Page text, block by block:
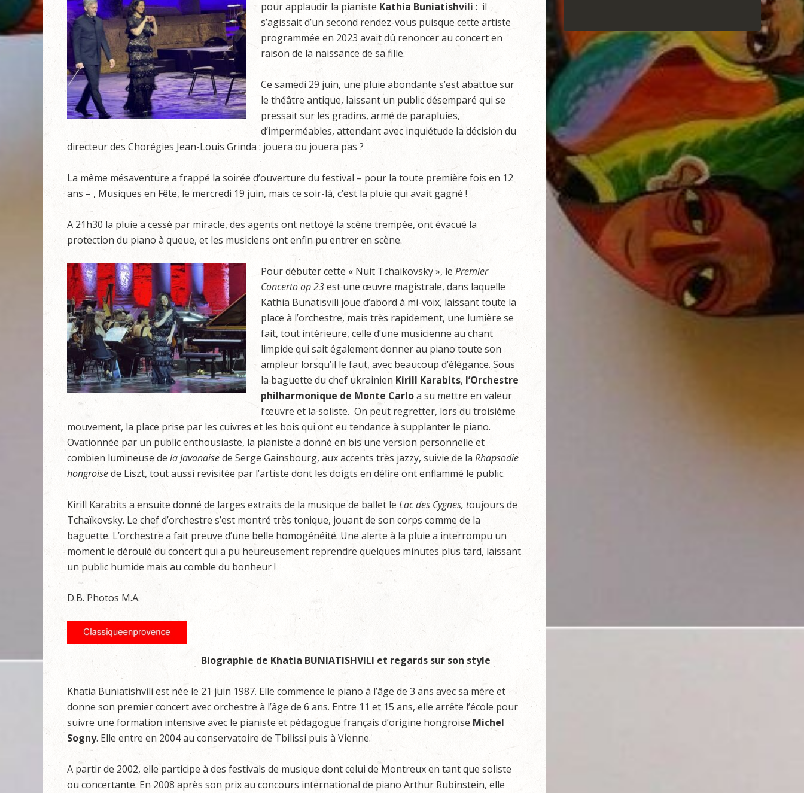
pour applaudir la pianiste Kathia Buniatishvili : il
s’agissait d’un second rendez-vous puisque cette artiste
programmée en 2023 avait dû renoncer au concert en
raison de la naissance de sa fille.
Ce samedi 29 juin, une pluie abondante s’est abattue sur
le théâtre antique, laissant un public désemparé qui se
pressait sur les gradins, armé de parapluies,
d’imperméables, attendant avec inquiétude la décision du
directeur des Chorégies Jean-Louis Grinda : jouera ou jouera pas ?
La même mésaventure a frappé la soirée d’ouverture du festival – pour la toute première fois en 12
ans – , Musiques en Fête, le mercredi 19 juin, mais ce soir-là, c’est la pluie qui avait gagné !
A 21h30 la pluie a cessé par miracle, des agents ont nettoyé la scène trempée, ont évacué la
protection du piano à queue, et les musiciens ont enfin pu entrer en scène.
Pour débuter cette « Nuit Tchaikovsky », le Premier
Concerto op 23est une œuvre magistrale, dans laquelle
Kathia Bunatisvili joue d’abord à mi-voix, laissant toute la
place à l’orchestre, mais très rapidement, une lumière se
fait, tout intérieure, celle d’une musicienne au chant
limpide qui sait également donner au piano toute son
ampleur lorsqu’il le faut, avec beaucoup d’élégance. Sous
la baguette du chef ukrainien Kirill Karabits, l’Orchestre
philharmonique de Monte Carloa su mettre en valeur
l’œuvre et la soliste. On peut regretter, lors du troisième
mouvement, la place prise par les cuivres et les bois qui ont eu tendance à supplanter le piano.
Ovationnée par un public enthousiaste, la pianiste a donné en bis une version personnelle et
combien lumineuse de la Javanaisede Serge Gainsbourg, aux accents très jazzy, suivie de la Rhapsodie
hongroisede Liszt, tout aussi revisitée par l’artiste dont les doigts en délire ont enflammé le public.
Kirill Karabits a ensuite donné de larges extraits de la musique de ballet le Lac des Cygnes, toujours de
Tchaïkovsky. Le chef d’orchestre s’est montré très tonique, jouant de son corps comme de la
baguette. L’orchestre a fait preuve d’une belle homogénéité. Une alerte à la pluie a interrompu un
moment le déroulé du concert qui a pu heureusement reprendre quelques minutes plus tard, laissant
un public humide mais au comble du bonheur !
D.B. Photos M.A.
Biographie de Khatia BUNIATISHVILI et regards sur son style
Khatia Buniatishvili est née le 21 juin 1987. Elle commence le piano à l’âge de 3 ans avec sa mère et
donne son premier concert avec orchestre à l’âge de 6 ans. Entre 11 et 15 ans, elle arrête l’école pour
suivre une formation intensive avec le pianiste et pédagogue français d’origine hongroise Michel
Sogny. Elle entre en 2004 au conservatoire de Tbilissi puis à Vienne.
A partir de 2002, elle participe à des festivals de musique dont celui de Montreux en tant que soliste
ou concertante. En 2008 après son prix au concours international de piano Arthur Rubinstein, elle